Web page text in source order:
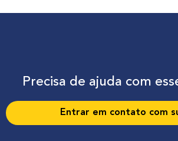
Precisa de ajuda com
Entrar em contato com